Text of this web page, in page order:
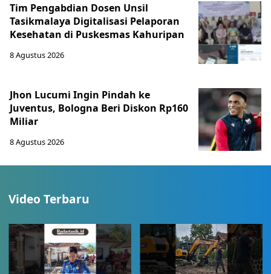
Tim Pengabdian Dosen Unsil
Tasikmalaya Digitalisasi Pelaporan
Kesehatan di Puskesmas Kahuripan
8 Agustus 2026
Jhon Lucumi Ingin Pindah ke
Juventus, Bologna Beri Diskon Rp160
Miliar
8 Agustus 2026
Video Terbaru